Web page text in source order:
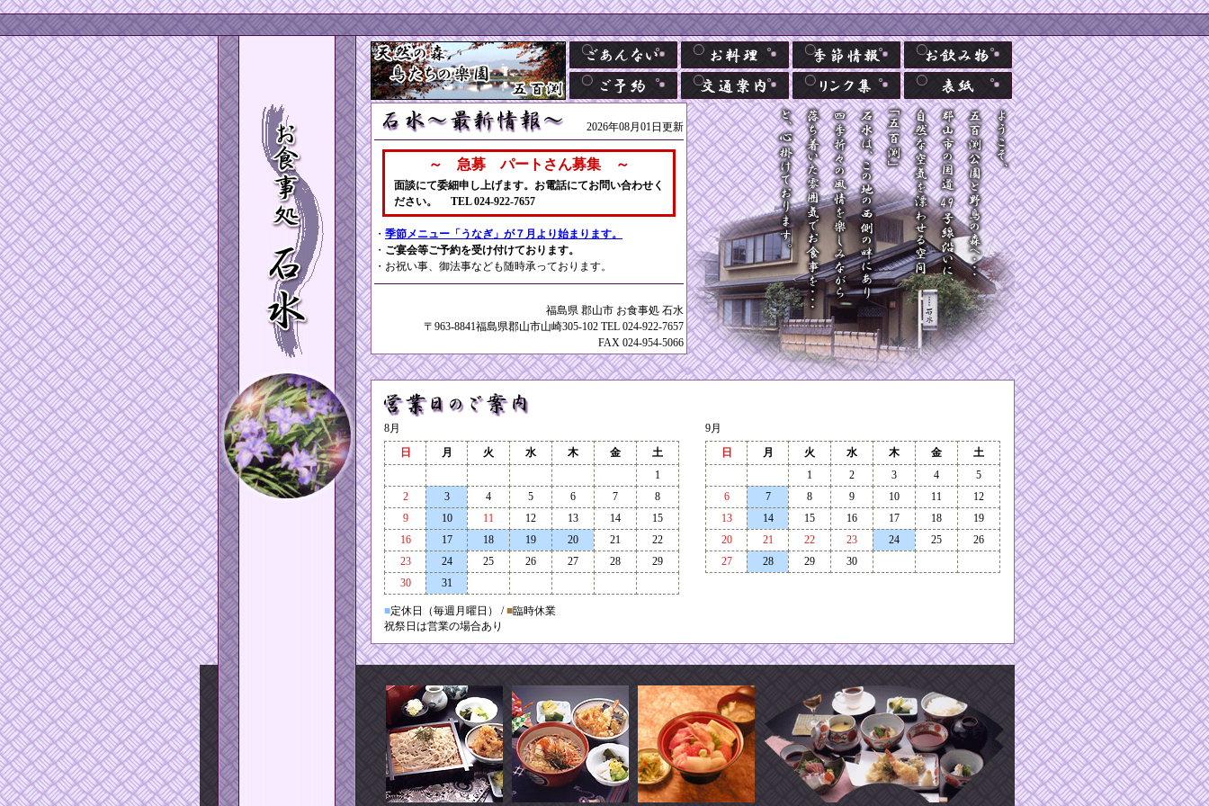
2026年08月01日更新
～ 急募 パートさん募集 ～
面談にて委細申し上げます。お電話にてお問い合わせく
ださい。 TEL 024-922-7657
・ 季節メニュー「うなぎ」が７月より始まります。
・ ご宴会等ご予約を受け付けております。
・お祝い事、御法事なども随時承っております。
福島県 郡山市 お食事処 石水
〒963-8841福島県郡山市山崎305-102 TEL 024-922-7657
FAX 024-954-5066
8月
日
月 火 水 木 金
土
1
2
3 4 5 6 7
8
9
10 11 12 13 14
15
16
17 18 19 20 21
22
23
24 25 26 27 28
29
30
31
9月
日
月 火 水 木 金
土
1
2 3 4
5
6
7 8 9 10 11
12
13
14 15 16 17 18
19
20
21 22 23 24 25
26
27
28 29 30
■定休日（毎週月曜日） /■臨時休業
祝祭日は営業の場合あり